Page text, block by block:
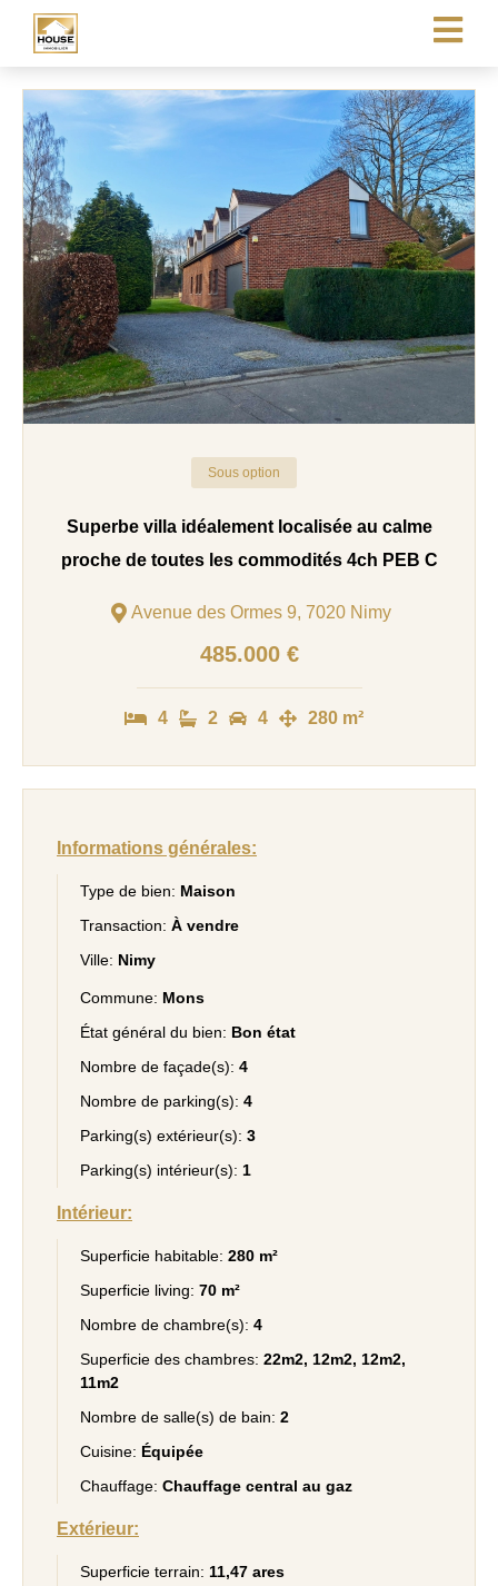
Sous option
Superbe villa idéalement localisée au calme
proche de toutes les commodités 4ch PEB C
Avenue des Ormes 9, 7020 Nimy
485.000 €
4 2 4 280 m²
Informations générales:
Type de bien: Maison
Transaction: À vendre
Ville: Nimy
Commune: Mons
État général du bien: Bon état
Nombre de façade(s): 4
Nombre de parking(s): 4
Parking(s) extérieur(s): 3
Parking(s) intérieur(s): 1
Intérieur:
Superficie habitable: 280 m²
Superficie living: 70 m²
Nombre de chambre(s): 4
Superficie des chambres: 22m2, 12m2, 12m2,
11m2
Nombre de salle(s) de bain: 2
Cuisine: Équipée
Chauffage: Chauffage central au gaz
Extérieur:
Superficie terrain: 11,47 ares